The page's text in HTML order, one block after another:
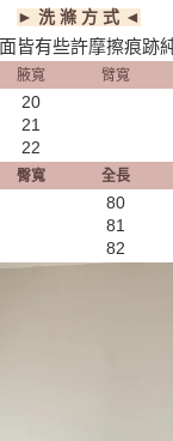
► 洗 滌 方 式 ◄
皆有些許摩擦痕跡
腋寬 臂寬
20
21
22
臀寬 全長
80
81
82